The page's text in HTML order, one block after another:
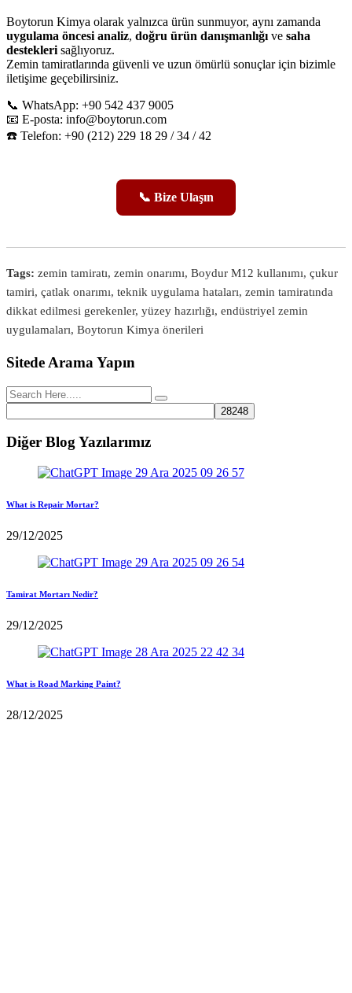
Boytorun Kimya olarak yalnızca ürün sunmuyor, aynı zamanda
uygulama öncesi analiz, doğru ürün danışmanlığı ve saha
destekleri sağlıyoruz.
Zemin tamiratlarında güvenli ve uzun ömürlü sonuçlar için bizimle
iletişime geçebilirsiniz.
📞 WhatsApp: +90 542 437 9005
📧 E-posta: info@boytorun.com
☎️ Telefon: +90 (212) 229 18 29 / 34 / 42
📞 Bize Ulaşın
Tags: zemin tamiratı, zemin onarımı, Boydur M12 kullanımı, çukur
tamiri, çatlak onarımı, teknik uygulama hataları, zemin tamiratında
dikkat edilmesi gerekenler, yüzey hazırlığı, endüstriyel zemin
uygulamaları, Boytorun Kimya önerileri
Sitede Arama Yapın
Diğer Blog Yazılarımız
What is Repair Mortar?
29/12/2025
Tamirat Mortarı Nedir?
29/12/2025
What is Road Marking Paint?
28/12/2025